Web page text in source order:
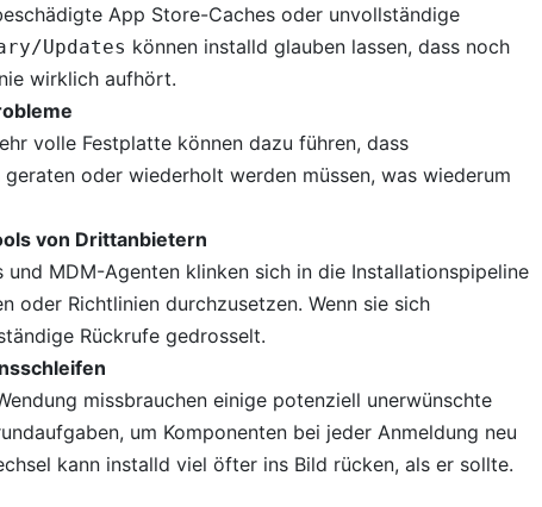
App Store-Caches oder unvollständige
Updates können installd glauben lassen, dass noch
wirklich aufhört.
volle Festplatte können dazu führen, dass
oder wiederholt werden müssen, was wiederum
von Drittanbietern
MDM-Agenten klinken sich in die Installationspipeline
oder Richtlinien durchzusetzen. Wenn sie sich
Rückrufe gedrosselt.
missbrauchen einige potenziell unerwünschte
um Komponenten bei jeder Anmeldung neu
kann installd viel öfter ins Bild rücken, als er sollte.